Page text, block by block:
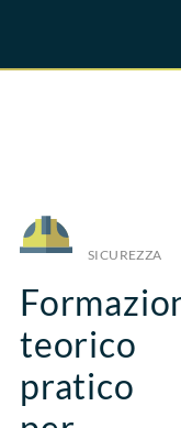
SICUREZZA
teorico
pratico